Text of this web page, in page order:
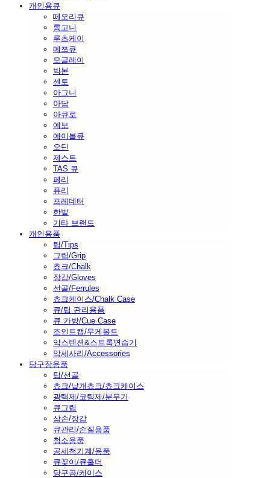
개인용큐
떼오리큐
롱고니
루츠케이
메쯔큐
모글레이
빅본
센토
아그니
아담
아큐로
에보
에이블큐
오딘
제스트
TAS 큐
페리
퓨리
프레데터
한밭
기타 브랜드
개인용품
팁/Tips
그립/Grip
쵸크/Chalk
장갑/Gloves
선골/Ferrules
쵸크케이스/Chalk Case
큐/팁 관리용품
큐 가방/Cue Case
조인트캡/무게볼트
익스텐션&스트록연습기
악세사리/Accessories
당구장용품
팁/선골
쵸크/낱개쵸크/쵸크케이스
광택제/코팅제/분무기
큐그립
삼손/장갑
큐관리/손질용품
청소용품
공세척기계/용품
큐꽂이/큐홀더
당구공/케이스